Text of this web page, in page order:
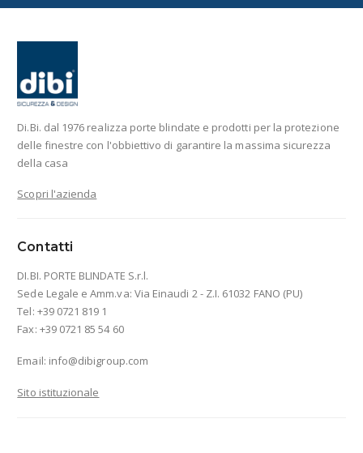
Di.Bi. dal 1976 realizza porte blindate e prodotti per la protezione
delle finestre con l'obbiettivo di garantire la massima sicurezza
della casa
Scopri l'azienda
Contatti
DI.BI. PORTE BLINDATE S.r.l.
Sede Legale e Amm.va: Via Einaudi 2 - Z.I. 61032 FANO (PU)
Tel: +39 0721 819 1
Fax: +39 0721 85 54 60
Email: info@dibigroup.com
Sito istituzionale